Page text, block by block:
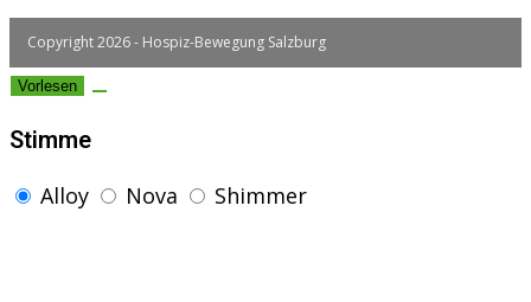
Copyright 2026 - Hospiz-Bewegung Salzburg
Vorlesen
Stimme
Alloy
Nova Shimmer